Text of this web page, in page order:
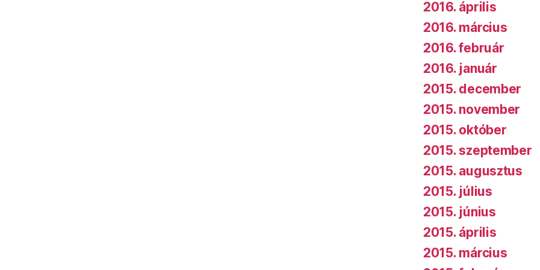
2016. április
2016. március
2016. február
2016. január
2015. december
2015. november
2015. október
2015. szeptember
2015. augusztus
2015. július
2015. június
2015. április
2015. március